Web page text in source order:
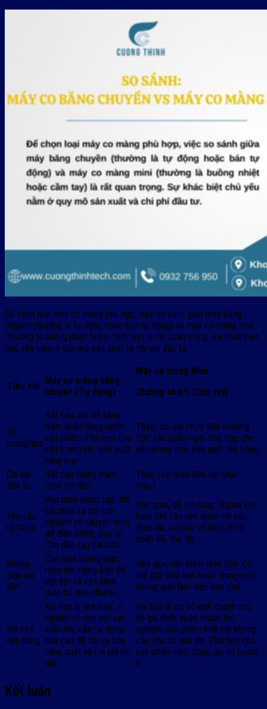
Để chọn loại máy co màng phù hợp, việc so sánh giữa máy băng
chuyền (thường là tự động hoặc bán tự động) và máy co màng mini
(thường là buồng nhiệt hoặc cầm tay) là rất quan trọng. Sự khác biệt
chủ yếu nằm ở quy mô sản xuất và chi phí đầu tư.
Tiêu chí Máy co màng băng
chuyền (Tự động)
Máy co màng Mini
(Buồng nhiệt/ Cầm tay)
Số
lượng/giờ
Rất cao, lên tới hàng
trăm hoặc hàng nghìn
sản phẩm. Phù hợp cho
sản lượng lớn, sản xuất
hàng loạt.
Thấp, chỉ vài chục đến khoảng
100 sản phẩm/giờ. Phù hợp cho
sản lượng nhỏ, sản xuất thủ công.
Chi phí
đầu tư
Rất cao (hàng trăm
triệu trở lên).
Thấp (vài triệu đến vài chục
triệu).
Yêu cầu
kỹ thuật
Vận hành phức tạp, đòi
hỏi nhân sự có kinh
nghiệm và chuyên môn
để điều chỉnh, bảo trì.
Cần đào tạo bài bản.
Đơn giản, dễ sử dụng. Người vận
hành chỉ cần làm quen với các
thao tác cơ bản và điều chỉnh
nhiệt độ, tốc độ.
Không
gian lắp
đặt
Cần một không gian
rộng lớn, riêng biệt để
lắp đặt và vận hành
toàn bộ dây chuyền.
Nhỏ gọn, tiết kiệm diện tích. Có
thể đặt trên bàn hoặc trong một
không gian làm việc hạn chế.
Khi nào
nên dùng
Khi bạn là nhà máy, xí
nghiệp có quy mô sản
xuất lớn, cần tự động
hóa cao để tối ưu hóa
năng suất và chi phí lâu
dài.
Khi bạn là cơ sở kinh doanh nhỏ,
hộ gia đình, hoặc muốn thử
nghiệm sản phẩm mới mà không
cần đầu tư quá lớn. Phù hợp cho
sản phẩm nhỏ, đóng gói số lượng
ít.
Kết luận